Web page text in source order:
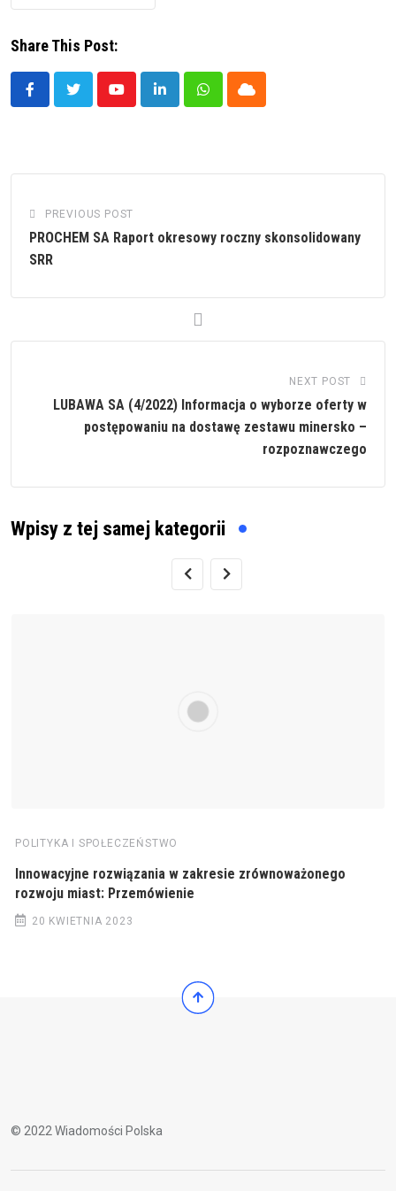
Share This Post:
YoutubeLinkedInWhatsappCloud
PREVIOUS POST
PROCHEM SA Raport okresowy roczny skonsolidowany
SRR
NEXT POST
LUBAWA SA (4/2022) Informacja o wyborze oferty w
postępowaniu na dostawę zestawu minersko –
rozpoznawczego
Wpisy z tej samej kategorii
POLITYKA I SPOŁECZEŃSTWO
Innowacyjne rozwiązania w zakresie zrównoważonego
rozwoju miast: Przemówienie
20 KWIETNIA 2023
© 2022 Wiadomości Polska